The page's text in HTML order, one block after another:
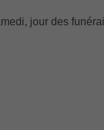
jour des